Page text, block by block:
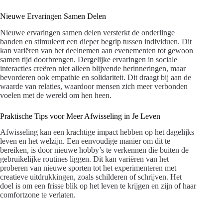
Nieuwe Ervaringen Samen Delen
Nieuwe ervaringen samen delen versterkt de onderlinge
banden en stimuleert een dieper begrip tussen individuen. Dit
kan variëren van het deelnemen aan evenementen tot gewoon
samen tijd doorbrengen. Dergelijke ervaringen in sociale
interacties creëren niet alleen blijvende herinneringen, maar
bevorderen ook empathie en solidariteit. Dit draagt bij aan de
waarde van relaties, waardoor mensen zich meer verbonden
voelen met de wereld om hen heen.
Praktische Tips voor Meer Afwisseling in Je Leven
Afwisseling kan een krachtige impact hebben op het dagelijks
leven en het welzijn. Een eenvoudige manier om dit te
bereiken, is door nieuwe hobby’s te verkennen die buiten de
gebruikelijke routines liggen. Dit kan variëren van het
proberen van nieuwe sporten tot het experimenteren met
creatieve uitdrukkingen, zoals schilderen of schrijven. Het
doel is om een frisse blik op het leven te krijgen en zijn of haar
comfortzone te verlaten.